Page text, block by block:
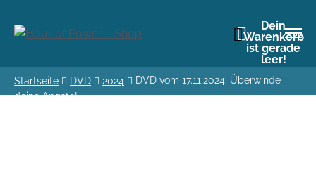
Dein
Warenkorb
ist gerade
leer!
Startseite DVD 2024
DVD vom 17.11.2024: Überwinde
deine Ängste!